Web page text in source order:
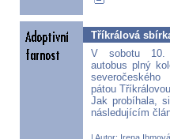
Tříkrálová
V sobotu
autobus plný
pátou
Jak probíhala,
následujícím